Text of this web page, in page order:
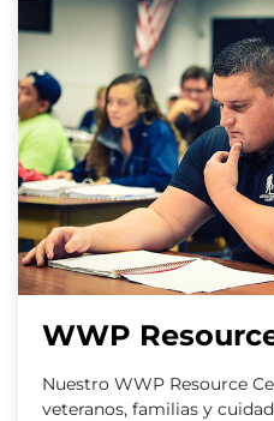
WWP
Nuestro WWP Resource
veteranos, familias y